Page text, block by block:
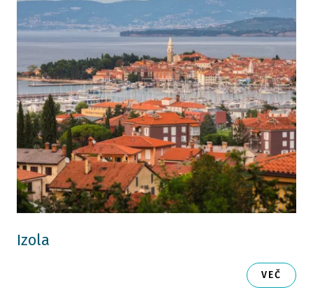
Izola
VEČ